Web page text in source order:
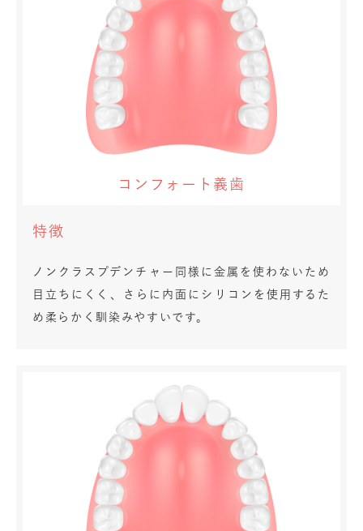
コンフォート義歯
特徴
ノンクラスプデンチャー同様に金属を使わないため
目立ちにくく、さらに内面にシリコンを使用するた
め柔らかく馴染みやすいです。